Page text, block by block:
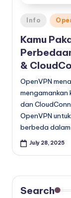
Posted
Info
Kamu
&
OpenVPN
mengamankan
dan
OpenVPN
berbeda dalam
July 28, 2025
Search